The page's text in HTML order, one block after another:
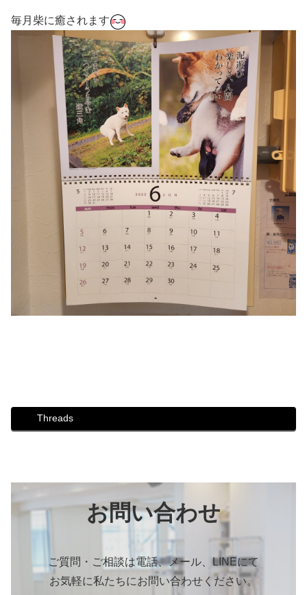
毎月柴に癒されます
Threads
お問い合わせ
ご質問・ご相談は電話、メール、LINEにて
お気軽に私たちにお問い合わせください。